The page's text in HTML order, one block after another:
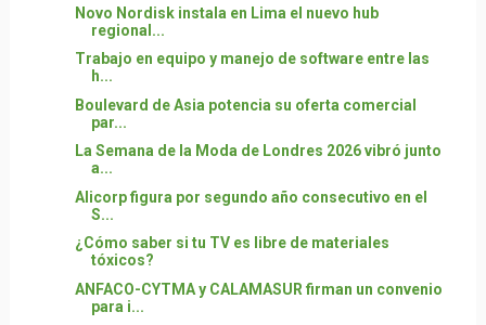
Novo Nordisk instala en Lima el nuevo hub
regional...
Trabajo en equipo y manejo de software entre las
h...
Boulevard de Asia potencia su oferta comercial
par...
La Semana de la Moda de Londres 2026 vibró junto
a...
Alicorp figura por segundo año consecutivo en el
S...
¿Cómo saber si tu TV es libre de materiales
tóxicos?
ANFACO-CYTMA y CALAMASUR firman un convenio
para i...